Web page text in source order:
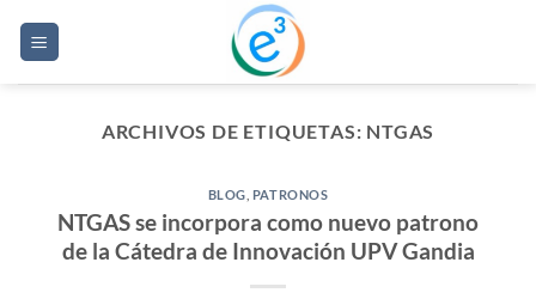
ARCHIVOS DE ETIQUETAS: NTGAS
BLOG PATRONOS
NTGAS se incorpora como nuevo patrono
de la Cátedra de Innovación UPV Gandia